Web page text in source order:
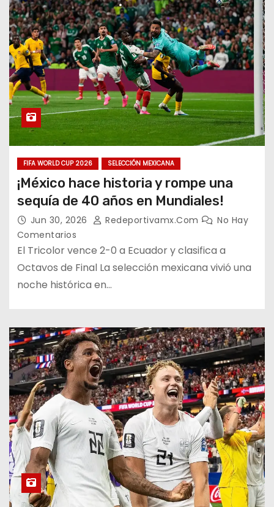
FIFA WORLD CUP 2026 SELECCIÓN MEXICANA
¡México hace historia y rompe una
sequía de 40 años en Mundiales!
Jun 30, 2026 Redeportivamx.com
No Hay
Comentarios
El Tricolor vence 2-0 a Ecuador y clasifica a
Octavos de Final La selección mexicana vivió una
noche histórica en…